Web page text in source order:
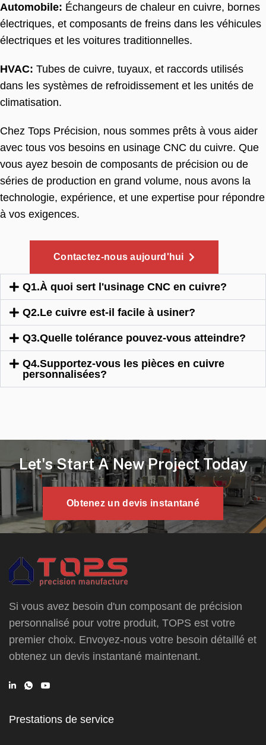
Automobile: Échangeurs de chaleur en cuivre, bornes
électriques, et composants de freins dans les véhicules
électriques et les voitures traditionnelles.
HVAC: Tubes de cuivre, tuyaux, et raccords utilisés
dans les systèmes de refroidissement et les unités de
climatisation.
Chez Tops Précision, nous sommes prêts à vous aider
avec tous vos besoins en usinage CNC du cuivre. Que
vous ayez besoin de composants de précision ou de
séries de production en grand volume, nous avons la
technologie, expérience, et une expertise pour répondre
à vos exigences.
Contactez-nous aujourd'hui
Q1.À quoi sert l'usinage CNC en cuivre?
Q2.Le cuivre est-il facile à usiner?
Q3.Quelle tolérance pouvez-vous atteindre?
Q4.Supportez-vous les pièces en cuivre
personnalisées?
Let's Start A New Project Today
Obtenez un devis instantané
Si vous avez besoin d'un composant de précision
personnalisé pour votre produit, TOPS est votre
premier choix. Envoyez-nous votre besoin détaillé et
obtenez un devis instantané maintenant.
Prestations de service